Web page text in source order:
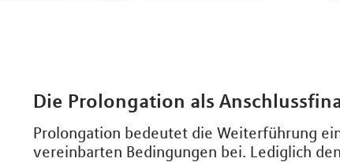
Die Prolongation als
Prolongation bedeutet die Weiterführung
vereinbarten Bedingungen bei. Lediglich